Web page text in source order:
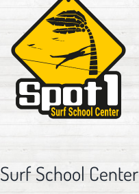
Surf School Center